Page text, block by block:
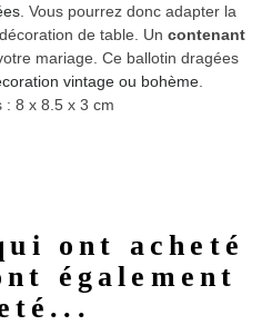
. Vous pourrez donc adapter la
de table. Un contenant
mariage. Ce ballotin dragées
vintage ou bohème
: 8 x 8.5 x 3 cm
ont acheté
également